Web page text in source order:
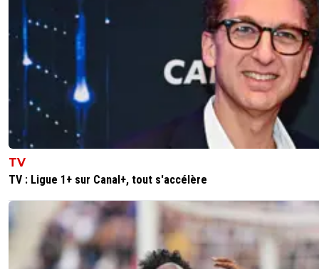
TV
TV : Ligue 1+ sur Canal+, tout s'accélère